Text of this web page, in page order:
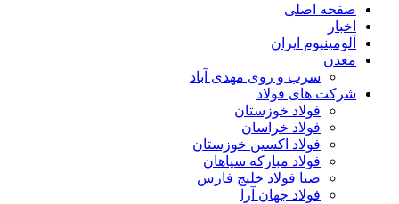
صفحه اصلی
اخبار
آلومینیوم ایران
معدن
سرب و روی مهدی آباد
شرکت های فولاد
فولاد خوزستان
فولاد خراسان
فولاد اکسین خوزستان
فولاد مبارکه سپاهان
صبا فولاد خلیج فارس
فولاد جهان آرا